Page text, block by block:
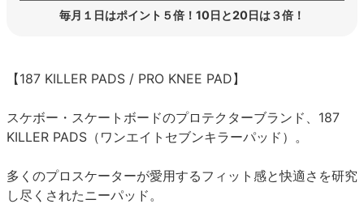
毎月１日はポイント５倍！10日と20日は３倍！
【187 KILLER PADS / PRO KNEE PAD】
スケボー・スケートボードのプロテクターブランド、187
KILLER PADS（ワンエイトセブンキラーパッド）。
多くのプロスケーターが愛用するフィット感と快適さを研究
し尽くされたニーパッド。